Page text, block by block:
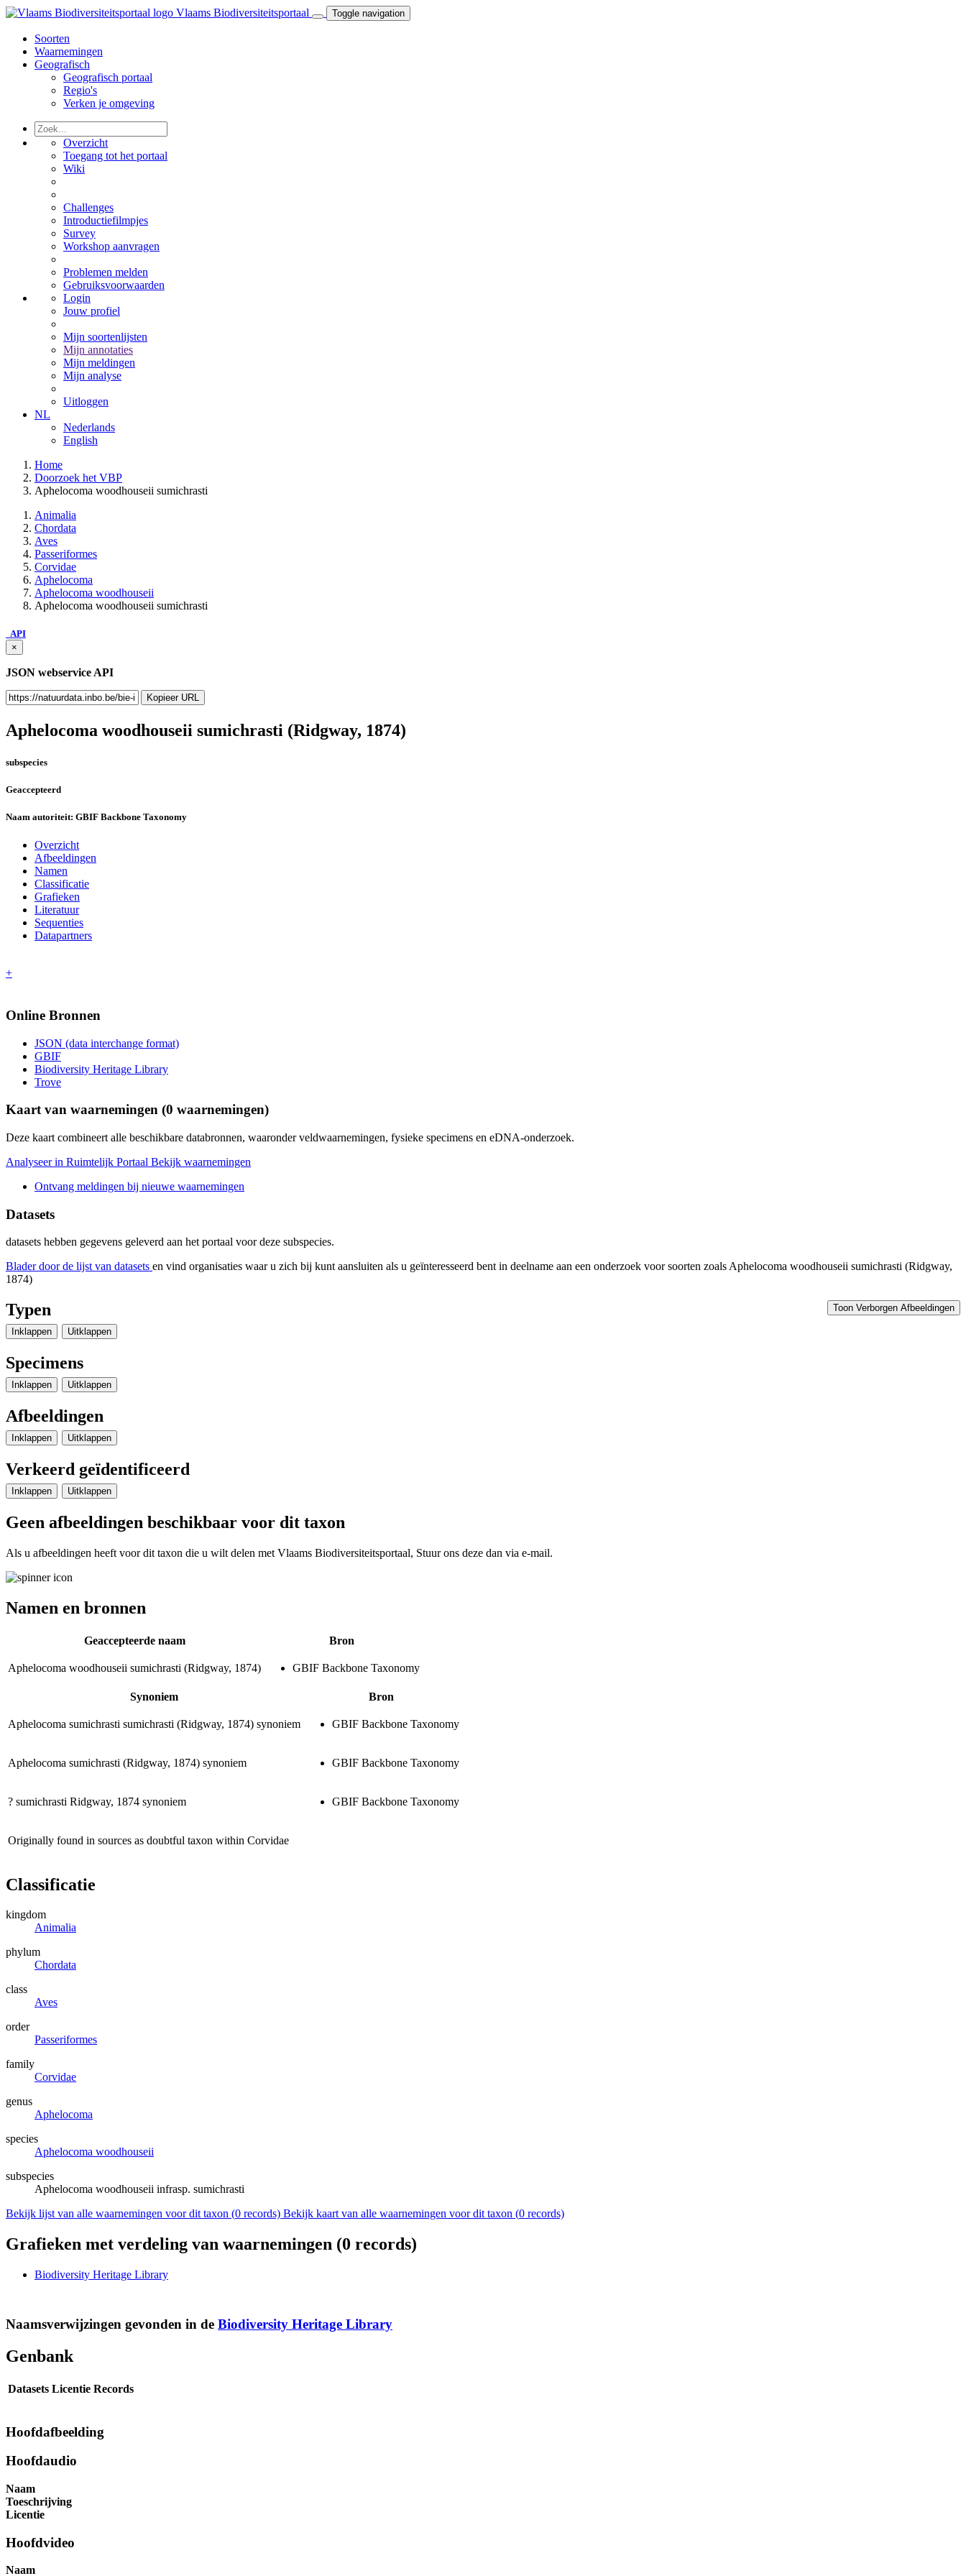
Vlaams Biodiversiteitsportaal Toggle navigation
Soorten
Waarnemingen
Geografisch
Geografisch portaal
Regio's
Verken je omgeving
Overzicht
Toegang tot het portaal
Wiki
Challenges
Introductiefilmpjes
Survey
Workshop aanvragen
Problemen melden
Gebruiksvoorwaarden
Login
Jouw profiel
Mijn soortenlijsten
Mijn annotaties
Mijn meldingen
Mijn analyse
Uitloggen
NL
Nederlands
English
Home
Doorzoek het VBP
Aphelocoma woodhouseii sumichrasti
Animalia
Chordata
Aves
Passeriformes
Corvidae
Aphelocoma
Aphelocoma woodhouseii
Aphelocoma woodhouseii sumichrasti
API
×
JSON webservice API
Kopieer URL
Aphelocoma woodhouseii sumichrasti (Ridgway, 1874)
subspecies
Geaccepteerd
Naam autoriteit: GBIF Backbone Taxonomy
Overzicht
Afbeeldingen
Namen
Classificatie
Grafieken
Literatuur
Sequenties
Datapartners
+
Online Bronnen
JSON (data interchange format)
GBIF
Biodiversity Heritage Library
Trove
Kaart van waarnemingen (0 waarnemingen)
Deze kaart combineert alle beschikbare databronnen, waaronder veldwaarnemingen, fysieke specimens en eDNA-onderzoek.
Analyseer in Ruimtelijk Portaal Bekijk waarnemingen
Ontvang meldingen bij nieuwe waarnemingen
Datasets
datasets hebben gegevens geleverd aan het portaal voor deze subspecies.
Blader door de lijst van datasets en vind organisaties waar u zich bij kunt aansluiten als u geïnteresseerd bent in deelname aan een onderzoek voor soorten zoalsAphelocoma woodhouseii sumichrasti (Ridgway,
1874)
Toon Verborgen Afbeeldingen
Typen
Inklappen Uitklappen
Specimens
Inklappen Uitklappen
Afbeeldingen
Inklappen Uitklappen
Verkeerd geïdentificeerd
Inklappen Uitklappen
Geen afbeeldingen beschikbaar voor dit taxon
Als u afbeeldingen heeft voor dit taxon die u wilt delen met Vlaams Biodiversiteitsportaal, Stuur ons deze dan via e-mail.
Namen en bronnen
Geaccepteerde naam Bron
Aphelocoma woodhouseii sumichrasti (Ridgway, 1874) GBIF Backbone Taxonomy
Synoniem Bron
Aphelocoma sumichrasti sumichrasti (Ridgway, 1874) synoniem GBIF Backbone Taxonomy
Aphelocoma sumichrasti (Ridgway, 1874) synoniem GBIF Backbone Taxonomy
? sumichrasti Ridgway, 1874 synoniem GBIF Backbone Taxonomy
Originally found in sources as doubtful taxon within Corvidae
Classificatie
kingdom
Animalia
phylum
Chordata
class
Aves
order
Passeriformes
family
Corvidae
genus
Aphelocoma
species
Aphelocoma woodhouseii
subspecies
Aphelocoma woodhouseii infrasp. sumichrasti
Bekijk lijst van alle waarnemingen voor dit taxon (0 records) Bekijk kaart van alle waarnemingen voor dit taxon (0 records)
Grafieken met verdeling van waarnemingen (0 records)
Biodiversity Heritage Library
Naamsverwijzingen gevonden in de Biodiversity Heritage Library
Genbank
Datasets Licentie Records
Hoofdafbeelding
Hoofdaudio
Naam
Toeschrijving
Licentie
Hoofdvideo
Naam